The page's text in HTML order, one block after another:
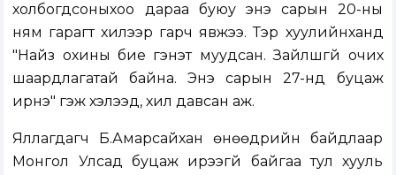
холбогдсоныхоо дараа буюу энэ сарын 20-ны
ням гарагт хилээр гарч явжээ. Тэр хуулийнханд
"Найз охины бие гэнэт муудсан. Зайлшгүй очих
шаардлагатай байна. Энэ сарын 27-нд буцаж
ирнэ" гэж хэлээд, хил давсан аж.
Яллагдагч Б.Амарсайхан өнөөдрийн байдлаар
Монгол Улсад буцаж ирээгүй байгаа тул хууль